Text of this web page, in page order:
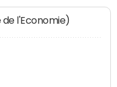
de l'Economie)